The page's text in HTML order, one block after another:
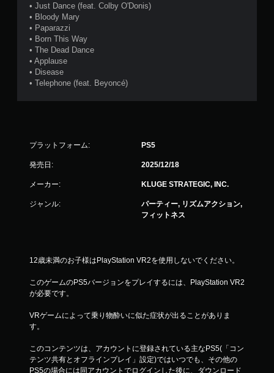
• Just Dance (feat. Colby O'Donis)
• Bloody Mary
• Paparazzi
• Born This Way
• The Dead Dance
• Applause
• Disease
• Telephone (feat. Beyoncé)
プラットフォーム: PS5
発売日: 2025/12/18
メーカー: KLUGE STRATEGIC, INC.
ジャンル:
パーティー, リズムアクション,
フィットネス
12歳未満のお子様はPlayStation VR2を使用しないでください。
このゲームのPS5バージョンをプレイするには、PlayStation VR2
が必要です。
VRゲームによって乗り物酔いに似た症状が出ることがありま
す。
このコンテンツは、アカウントに登録されている主なPS5(「コン
テンツ共有とオフラインプレイ」設定)ではいつでも、その他の
PS5の場合には同アカウントでログインした後に、ダウンロード